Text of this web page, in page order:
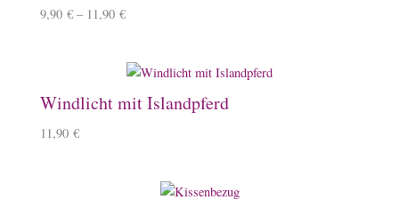
9,90 € – 11,90 €
Windlicht mit Islandpferd
11,90 €